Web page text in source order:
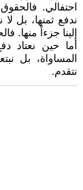
احتفالي.
ندفع ثمنها، بل
إلينا جزءاً منها.
أما حين نعتاد
المساواة، بل
نتقدم.